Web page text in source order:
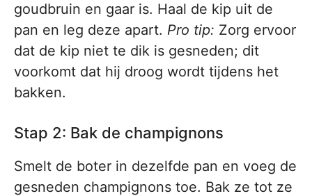
goudbruin en gaar is. Haal de kip uit de
pan en leg deze apart. Pro tip: Zorg ervoor
dat de kip niet te dik is gesneden; dit
voorkomt dat hij droog wordt tijdens het
bakken.
Stap 2: Bak de champignons
Smelt de boter in dezelfde pan en voeg de
gesneden champignons toe. Bak ze tot ze